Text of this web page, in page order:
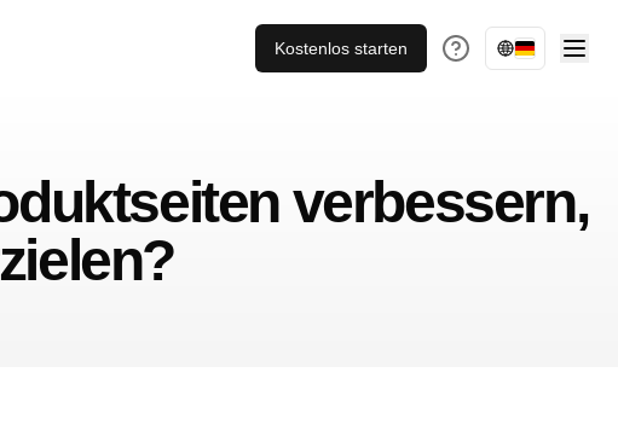
Kostenlos starten
verbessern,